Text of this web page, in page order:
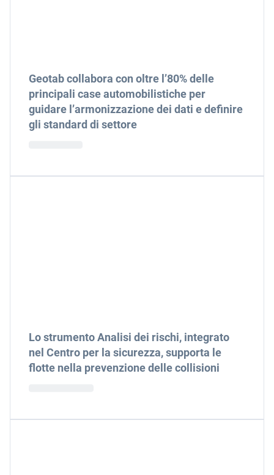
Geotab collabora con oltre l’80% delle
principali case automobilistiche per
guidare l’armonizzazione dei dati e definire
gli standard di settore
Lo strumento Analisi dei rischi, integrato
nel Centro per la sicurezza, supporta le
flotte nella prevenzione delle collisioni